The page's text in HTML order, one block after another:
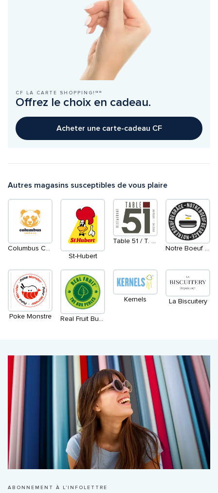
CF LA CARTE SHOPPING!ᴹᴰ
Offrez le choix en cadeau.
Acheter une carte-cadeau CF
Autres magasins susceptibles de vous plaire
St-Hubert
Poke Monstre Real Fruit Bubble Tea
Kernels La Biscuitery
ABONNEMENT À L’INFOLETTRE